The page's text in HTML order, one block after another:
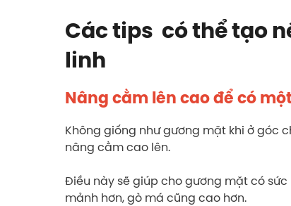
Các tips có thể tạo
linh
Nâng cằm lên cao để có
Không giống như gương mặt khi ở góc
nâng cằm cao lên.
Điều này sẽ giúp cho gương mặt có
mảnh hơn, gò má cũng cao hơn.